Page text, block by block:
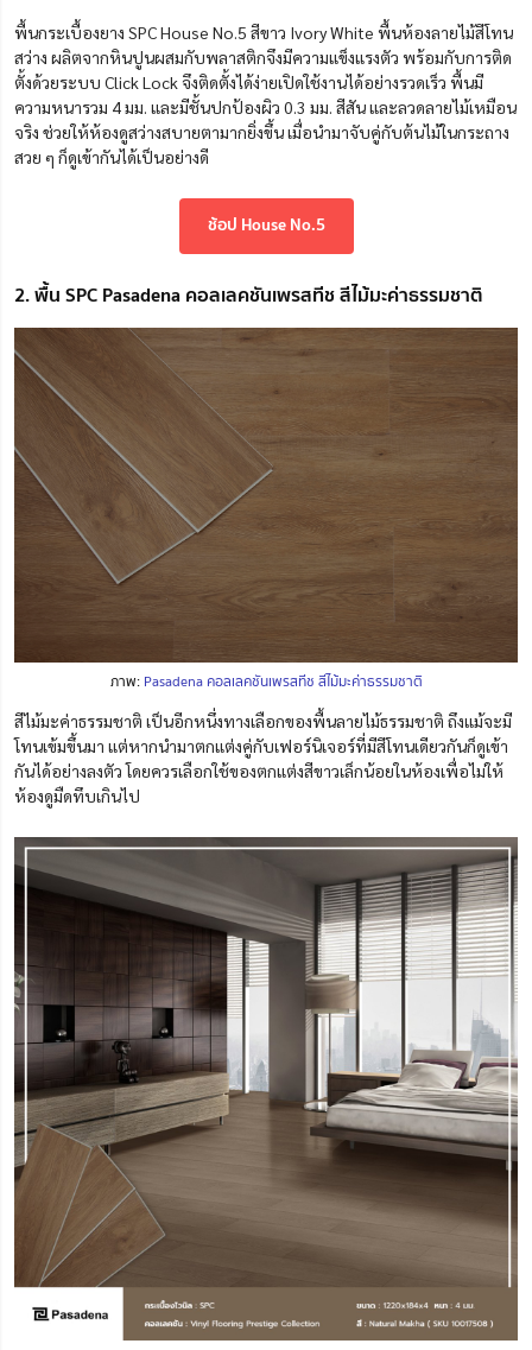
พื้นกระเบื้องยาง SPC House No.5 สีขาว Ivory White พื้นห้องลายไม้สีโทน
สว่าง ผลิตจากหินปูนผสมกับพลาสติกจึงมีความแข็งแรงตัว พร้อมกับการติด
ตั้งด้วยระบบ Click Lock จึงติดตั้งได้ง่ายเปิดใช้งานได้อย่างรวดเร็ว พื้นมี
ความหนารวม 4 มม. และมีชั้นปกป้องผิว 0.3 มม. สีสัน และลวดลายไม้เหมือน
จริง ช่วยให้ห้องดูสว่างสบายตามากยิ่งขึ้น เมื่อนำมาจับคู่กับต้นไม้ในกระถาง
สวย ๆ ก็ดูเข้ากันได้เป็นอย่างดี
ช้อป House No.5
2. พื้น SPC Pasadena คอลเลคชันเพรสทีช สีไม้มะค่าธรรมชาติ
ภาพ: Pasadena คอลเลคชันเพรสทีช สีไม้มะค่าธรรมชาติ
สีไม้มะค่าธรรมชาติ เป็นอีกหนึ่งทางเลือกของพื้นลายไม้ธรรมชาติ ถึงแม้จะมี
โทนเข้มขึ้นมา แต่หากนำมาตกแต่งคู่กับเฟอร์นิเจอร์ที่มีสีโทนเดียวกันก็ดูเข้า
กันได้อย่างลงตัว โดยควรเลือกใช้ของตกแต่งสีขาวเล็กน้อยในห้องเพื่อไม่ให้
ห้องดูมืดทึบเกินไป